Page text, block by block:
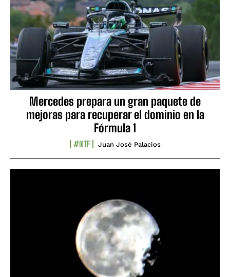
Mercedes prepara un gran paquete de
mejoras para recuperar el dominio en la
Fórmula 1
#NTF Juan José Palacios